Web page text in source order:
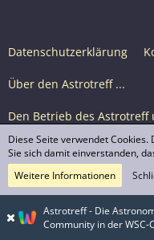
Datenschutzerklärung
Über den Astrotreff ...
Den Betrieb des Astrotreff
Nutzungsbedingungen
©
sofern für einzelne
Astrotreff - Die
Community in der WSC-
Diese Seite verwendet
Sie sich damit einverstanden,
Weitere Informationen